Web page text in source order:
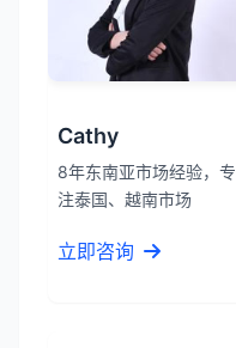
Cathy
8年东南亚市场经验，专
注泰国、越南市场
立即咨询